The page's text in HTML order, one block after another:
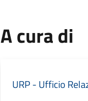
A cura di
URP - Ufficio